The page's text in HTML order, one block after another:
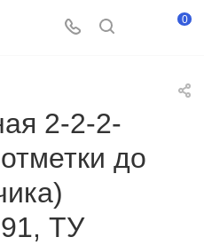
0
2-2-2-
до
ТУ